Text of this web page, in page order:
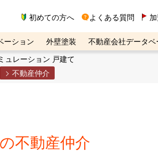
初めての方へ よくある質問
ーション 外壁塗装
不動産会社データベ
産売却ご相談デスク
ュレーション 戸建て
不動産仲介
不動産仲介